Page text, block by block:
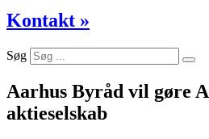
Kontakt »
Søg
Aarhus Byråd vil gøre
aktieselskab